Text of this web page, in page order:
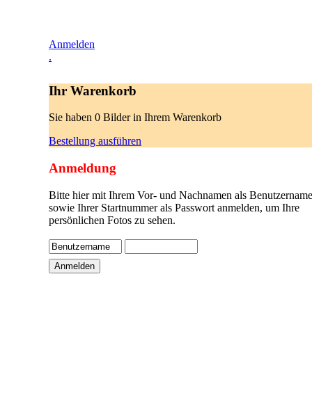
Anmelden
.
Ihr Warenkorb
Sie haben 0 Bilder in Ihrem Warenkorb
Bestellung ausführen
Anmeldung
Bitte hier mit Ihrem Vor- und Nachnamen als
sowie Ihrer Startnummer als Passwort anmelden, um Ihre
persönlichen Fotos zu sehen.